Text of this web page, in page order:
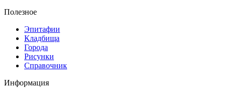
Полезное
Эпитафии
Кладбища
Города
Рисунки
Справочник
Информация